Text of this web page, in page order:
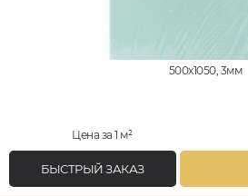
500x1050, 3мм
Цена за 1 м²
БЫСТРЫЙ ЗАКАЗ